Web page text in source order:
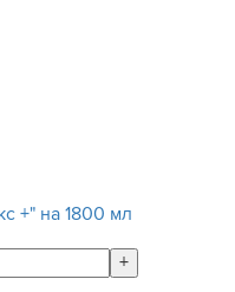
+" на 1800 мл
+